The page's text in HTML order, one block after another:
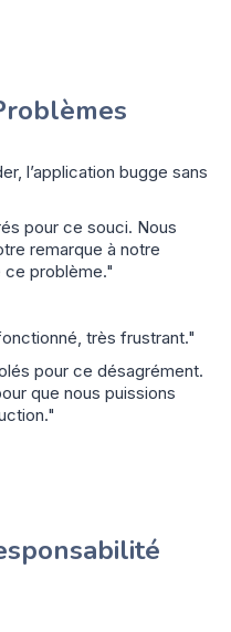
l’application bugge sans
pour ce souci. Nous
remarque à notre
ce problème."
très frustrant."
pour ce désagrément.
que nous puissions